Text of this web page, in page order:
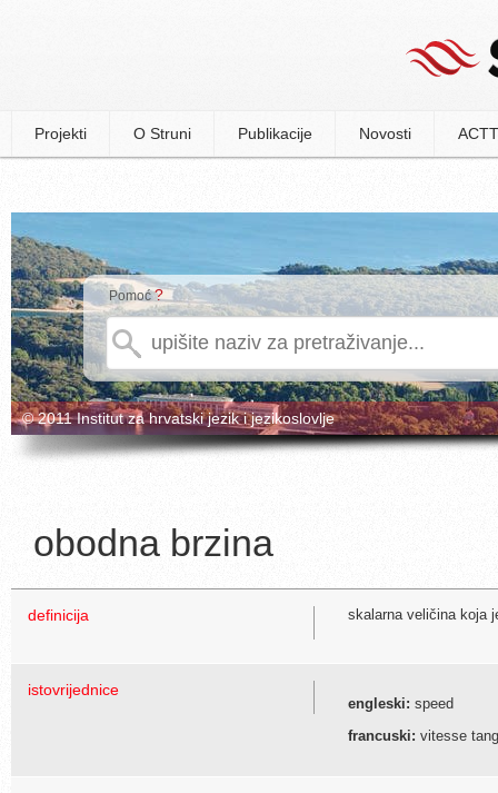
Projekti O Struni Publikacije Novosti
Pomoć?
© 2011 Institut za hrvatski jezik i jezikoslovlje
obodna brzina
definicija skalarna veličina koja
istovrijednice
engleski: speed
francuski: vitesse